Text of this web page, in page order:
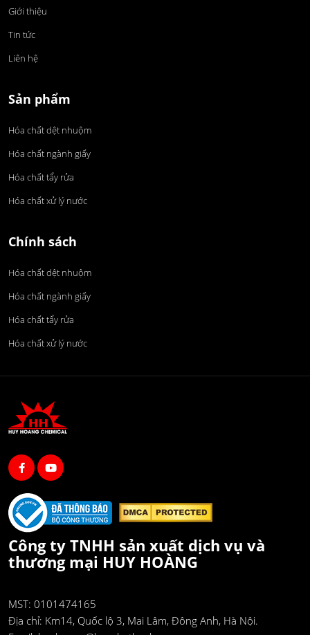
Giới thiệu
Tin tức
Liên hệ
Sản phẩm
Hóa chất dệt nhuộm
Hóa chất ngành giấy
Hóa chất tẩy rửa
Hóa chất xử lý nước
Chính sách
Hóa chất dệt nhuộm
Hóa chất ngành giấy
Hóa chất tẩy rửa
Hóa chất xử lý nước
Công ty TNHH sản xuất dịch vụ và
thương mại HUY HOÀNG
MST: 0101474165
Địa chỉ: Km14, Quốc lộ 3, Mai Lâm, Đông Anh, Hà Nội.